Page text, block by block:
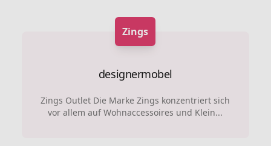
Zings
designermobel
Zings Outlet Die Marke Zings konzentriert sich
vor allem auf Wohnaccessoires und Klein...